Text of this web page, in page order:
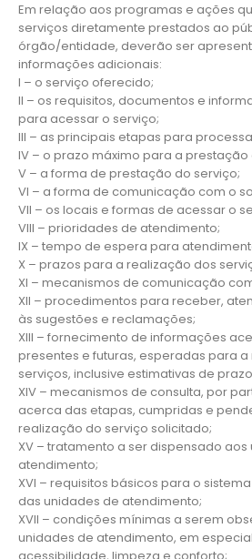
Em relação aos programas e ações
serviços diretamente prestados ao
órgão/entidade, deverão ser
informações adicionais:
I – o serviço oferecido;
II – os requisitos, documentos e
para acessar o serviço;
III – as principais etapas para
IV – o prazo máximo para a prestação
V – a forma de prestação do serviço;
VI – a forma de comunicação com o
VII – os locais e formas de acessar o
VIII – prioridades de atendimento;
IX – tempo de espera para
X – prazos para a realização dos
XI – mecanismos de comunicação
XII – procedimentos para receber,
às sugestões e reclamações;
XIII – fornecimento de informações
presentes e futuras, esperadas para
serviços, inclusive estimativas de
XIV – mecanismos de consulta, por
acerca das etapas, cumpridas e
realização do serviço solicitado;
XV – tratamento a ser dispensado
atendimento;
XVI – requisitos básicos para o
das unidades de atendimento;
XVII – condições mínimas a serem
unidades de atendimento, em